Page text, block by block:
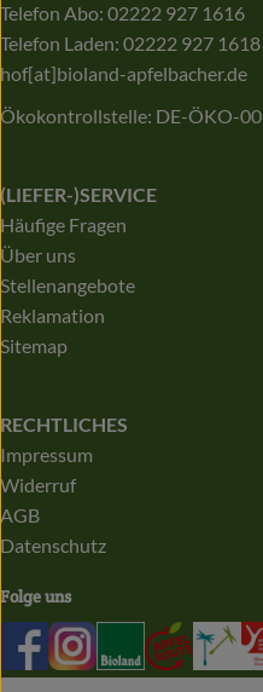
Telefon Abo: 02222 927 1616
Telefon Laden: 02222 927 1618
hof[at]bioland-apfelbacher.de
Ökokontrollstelle: DE-ÖKO-
(LIEFER-)SERVICE
Häufige Fragen
Über uns
Stellenangebote
Reklamation
Sitemap
RECHTLICHES
Impressum
Widerruf
AGB
Datenschutz
Folge uns
Externer Link zu https://
Externer Link zu
Externer Link